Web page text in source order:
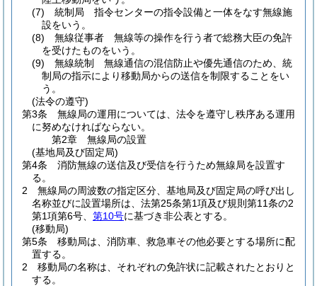
(7)
統制局 指令センターの指令設備と一体をなす無線施
設をいう。
(8)
無線従事者 無線等の操作を行う者で総務大臣の免許
を受けたものをいう。
(9)
無線統制 無線通信の混信防止や優先通信のため、統
制局の指示により移動局からの送信を制限することをい
う。
(法令の遵守)
第3条
無線局の運用については、法令を遵守し秩序ある運用
に努めなければならない。
第2章
無線局の設置
(基地局及び固定局)
第4条
消防無線の送信及び受信を行うため無線局を設置す
る。
2
無線局の周波数の指定区分、基地局及び固定局の呼び出し
名称並びに設置場所は、法第25条第1項及び規則第11条の2
第1項第6号、 第10号に基づき非公表とする。
(移動局)
第5条
移動局は、消防車、救急車その他必要とする場所に配
置する。
2
移動局の名称は、それぞれの免許状に記載されたとおりと
する。